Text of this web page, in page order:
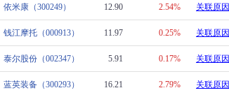
依米康（300249） 12.90 2.54% 关联原因
钱江摩托（000913） 11.97 0.25% 关联原因
泰尔股份（002347） 5.91 0.17% 关联原因
蓝英装备（300293） 16.21 2.79% 关联原因